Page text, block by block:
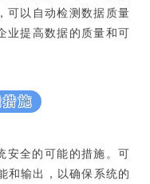
可以自动检测数据质量
业提高数据的质量和可
施
安全的可能的措施。可
和输出，以确保系统的